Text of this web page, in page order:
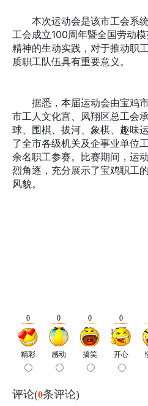
本次运动会是该市工会系统
工会成立100周年暨全国劳动
精神的生动实践，对于推动职
质职工队伍具有重要意义。
据悉，本届运动会由宝鸡市
市工人文化宫、凤翔区总工会
球、围棋、拔河、象棋、趣味
了全市各级机关及企事业单位
余名职工参赛。比赛期间，运
烈角逐，充分展示了宝鸡职工
风貌。
评论(0条评论)